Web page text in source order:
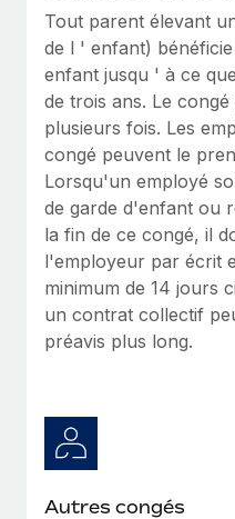
Tout parent élevant
de l ' enfant)
enfant jusqu ' à ce
de trois ans. Le
plusieurs fois. Les
congé peuvent le
Lorsqu'un employé
de garde d'enfant ou
la fin de ce congé, il
l'employeur par écrit
minimum de 14 jours
un contrat collectif
préavis plus long.
Autres congés